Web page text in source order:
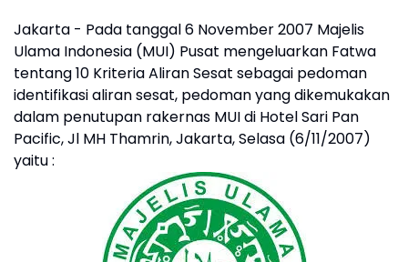
Jakarta - Pada tanggal 6 November 2007 Majelis
Ulama Indonesia (MUI) Pusat mengeluarkan Fatwa
tentang 10 Kriteria Aliran Sesat sebagai pedoman
identifikasi aliran sesat, pedoman yang dikemukakan
dalam penutupan rakernas MUI di Hotel Sari Pan
Pacific, Jl MH Thamrin, Jakarta, Selasa (6/11/2007)
yaitu :